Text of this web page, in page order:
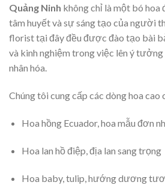
Quảng Ninh không chỉ là một bó hoa
tâm huyết và sự sáng tạo của người
florist tại đây đều được đào tạo bài
và kinh nghiệm trong việc lên ý tưởng
nhân hóa.
Chúng tôi cung cấp các dòng hoa cao
Hoa hồng Ecuador, hoa mẫu đơn
Hoa lan hồ điệp, địa lan sang trọng
Hoa baby, tulip, hướng dương